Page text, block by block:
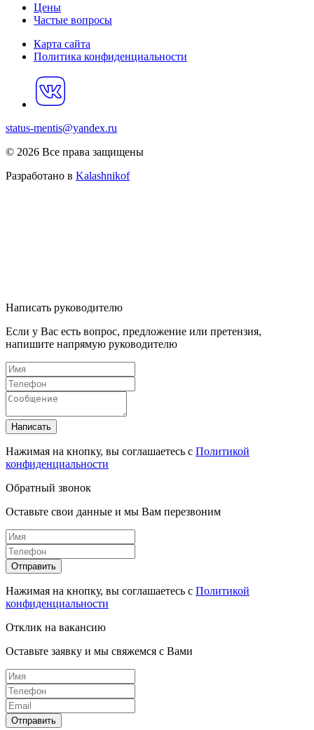
Цены
Частые вопросы
Карта сайта
Политика конфиденциальности
status-mentis@yandex.ru
© 2026 Все права защищены
Разработано в Kalashnikof
Написать руководителю
Если у Вас есть вопрос, предложение или претензия,
напишите напрямую руководителю
Написать
Нажимая на кнопку, вы соглашаетесь с Политикой
конфиденциальности
Обратный звонок
Оставьте свои данные и мы Вам перезвоним
Отправить
Нажимая на кнопку, вы соглашаетесь с Политикой
конфиденциальности
Отклик на вакансию
Оставьте заявку и мы свяжемся с Вами
Отправить